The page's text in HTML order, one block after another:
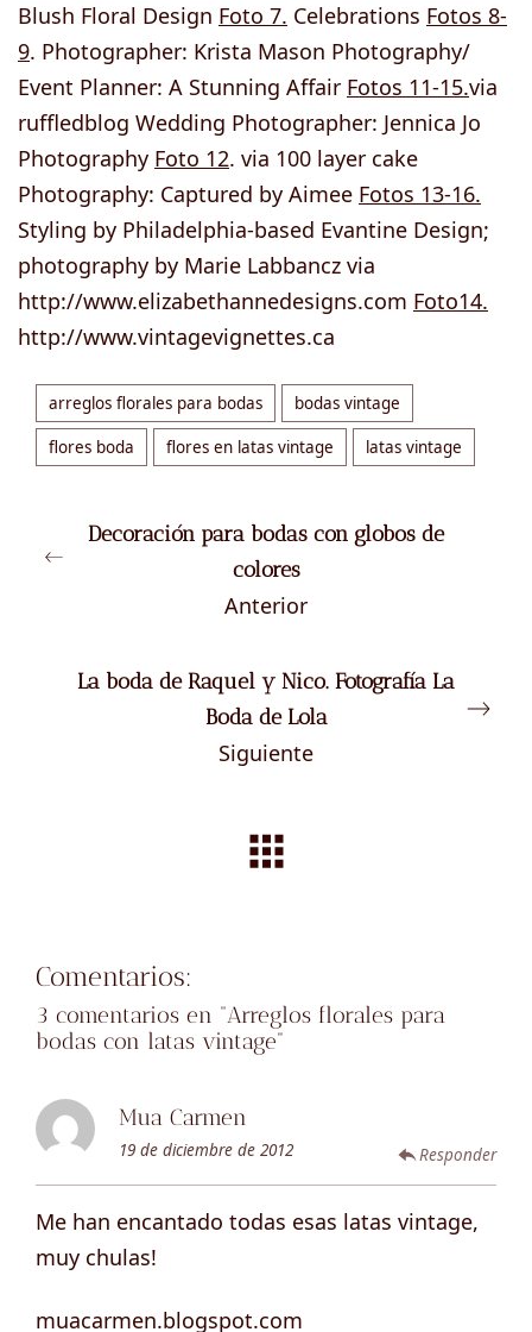
Blush Floral Design Foto 7. Celebrations Fotos 8-
9. Photographer: Krista Mason Photography/
Event Planner: A Stunning Affair Fotos 11-15.via
ruffledblog Wedding Photographer: Jennica Jo
Photography Foto 12. via 100 layer cake
Photography: Captured by Aimee Fotos 13-16.
Styling by Philadelphia-based Evantine Design;
photography by Marie Labbancz via
http://www.elizabethannedesigns.com Foto14.
http://www.vintagevignettes.ca
arreglos florales para bodas bodas vintage
flores boda flores en latas vintage latas vintage
Decoración para bodas con globos de
colores
Anterior
La boda de Raquel y Nico. Fotografía La
Boda de Lola
Siguiente
Comentarios:
3 comentarios en “Arreglos florales para
bodas con latas vintage”
Mua Carmen
19 de diciembre de 2012 Responder
Me han encantado todas esas latas vintage,
muy chulas!
muacarmen.blogspot.com